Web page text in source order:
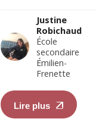
même si la promesse
est petite telle…
Justine
Robichaud
École
secondaire
Émilien-
Frenette
Lire plus